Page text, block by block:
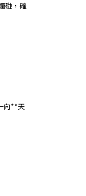
碰，確
向**天